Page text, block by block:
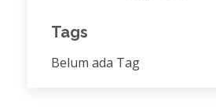
Tags
Belum ada Tag